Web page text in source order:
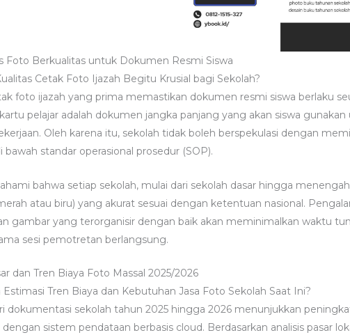
Foto Berkualitas untuk Dokumen Resmi Siswa
Cetak Foto Ijazah Begitu Krusial bagi Sekolah?
foto ijazah yang prima memastikan dokumen resmi siswa berlaku
pelajar adalah dokumen jangka panjang yang akan siswa
Oleh karena itu, sekolah tidak boleh berspekulasi dengan
bawah standar operasional prosedur (SOP).
bahwa setiap sekolah, mulai dari sekolah dasar hingga
atau biru) yang akurat sesuai dengan ketentuan nasional.
gambar yang terorganisir dengan baik akan meminimalkan waktu
sesi pemotretan berlangsung.
dan Tren Biaya Foto Massal 2025/2026
Estimasi Tren Biaya dan Kebutuhan Jasa Foto Sekolah Saat Ini?
dokumentasi sekolah tahun 2025 hingga 2026 menunjukkan
sistem pendataan berbasis cloud. Berdasarkan analisis pasar